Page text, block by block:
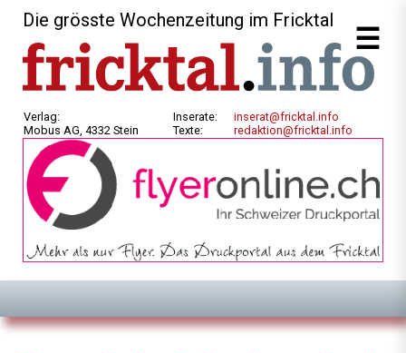
Die grösste Wochenzeitung im Fricktal
Verlag:
Mobus AG, 4332 Stein
Inserate:
Texte:
inserat@fricktal.info
redaktion@fricktal.info